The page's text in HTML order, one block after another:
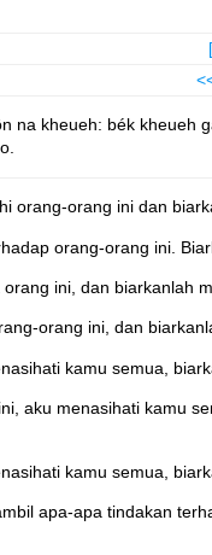
na kheueh: bék
orang-orang ini dan
orang-orang ini.
ini, dan biarkanlah
orang ini, dan
kamu semua,
aku menasihati kamu
kamu semua,
apa-apa tindakan